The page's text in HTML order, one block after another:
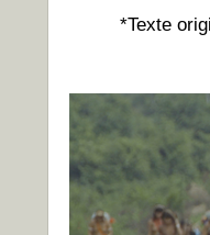
*Texte